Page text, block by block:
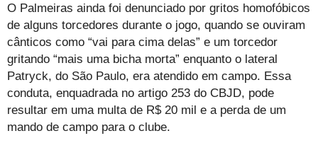
O Palmeiras ainda foi denunciado por gritos homofóbicos
de alguns torcedores durante o jogo, quando se ouviram
cânticos como “vai para cima delas” e um torcedor
gritando “mais uma bicha morta” enquanto o lateral
Patryck, do São Paulo, era atendido em campo. Essa
conduta, enquadrada no artigo 253 do CBJD, pode
resultar em uma multa de R$ 20 mil e a perda de um
mando de campo para o clube.